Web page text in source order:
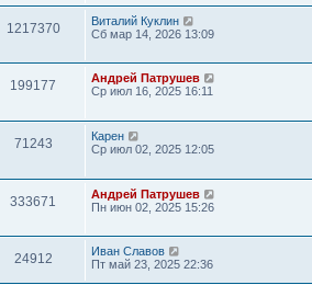
1217370
Виталий Куклин
Сб мар 14, 2026 13:09
199177
Андрей Патрушев
Ср июл 16, 2025 16:11
71243
Карен
Ср июл 02, 2025 12:05
333671
Андрей Патрушев
Пн июн 02, 2025 15:26
24912
Иван Славов
Пт май 23, 2025 22:36